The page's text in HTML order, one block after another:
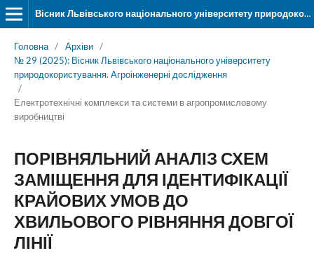
Вісник Львівського національного університету природокористування. Серія «Агроінженерні дослідження»
Головна / Архіви /
№ 29 (2025): Вісник Львівського національного університету
природокористування. Агроінженерні дослідження
/
Електротехнічні комплекси та системи в агропромисловому
виробництві
ПОРІВНЯЛЬНИЙ АНАЛІЗ СХЕМ
ЗАМІЩЕННЯ ДЛЯ ІДЕНТИФІКАЦІЇ
КРАЙОВИХ УМОВ ДО
ХВИЛЬОВОГО РІВНЯННЯ ДОВГОЇ
ЛІНІЇ